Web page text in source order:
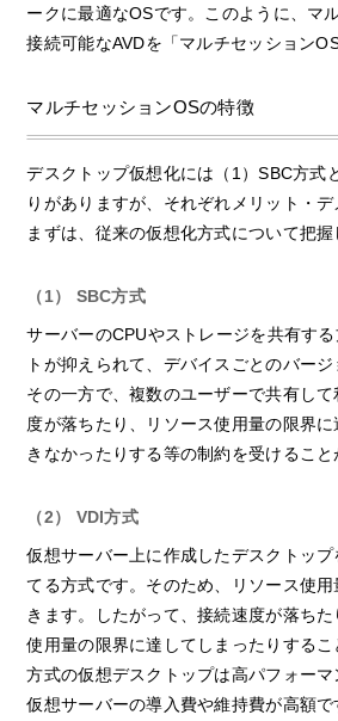
ークに最適なOSです。このように、マ
接続可能なAVDを「マルチセッション
マルチセッションOSの特徴
デスクトップ仮想化には（1）SBC方式
りがありますが、それぞれメリット・デ
まずは、従来の仮想化方式について把握
（1） SBC方式
サーバーのCPUやストレージを共有す
トが抑えられて、デバイスごとのバージ
その一方で、複数のユーザーで共有し
度が落ちたり、リソース使用量の限界
きなかったりする等の制約を受けること
（2） VDI方式
仮想サーバー上に作成したデスクトッ
てる方式です。そのため、リソース使
きます。したがって、接続速度が落ち
使用量の限界に達してしまったりする
方式の仮想デスクトップは高パフォーマ
仮想サーバーの導入費や維持費が高額で